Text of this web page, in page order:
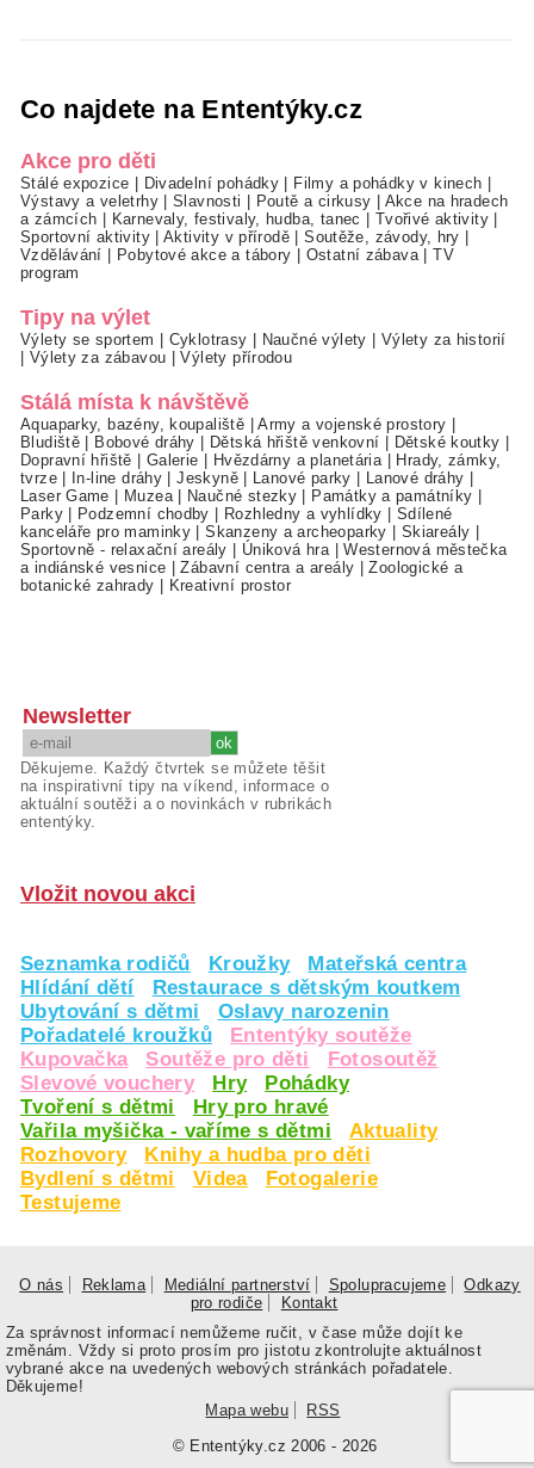
Co najdete na Ententýky.cz
Akce pro děti
Stálé expozice Divadelní pohádky Filmy a pohádky v kinech
Výstavy a veletrhy|Slavnosti Poutě a cirkusy
Akce na hradech
a zámcích
Karnevaly, festivaly, hudba, tanec Tvořivé aktivity
Sportovní aktivity|Aktivity v přírodě |Soutěže, závody, hry
Vzdělávání
Pobytové akce a tábory Ostatní zábava|TV
program
Tipy na výlet
Výlety se sportem Cyklotrasy Naučné výlety
Výlety za historií
Výlety za zábavou |Výlety přírodou
Stálá místa k návštěvě
Aquaparky, bazény, koupaliště |Army a vojenské prostory
Bludiště
Bobové dráhy Dětská hřiště venkovní Dětské koutky
Dopravní hřiště
Galerie Hvězdárny a planetária|
Hrady, zámky,
tvrze| In-line dráhy |Jeskyně| Lanové parky Lanové dráhy
Laser Game
Muzea| Naučné stezky Památky a památníky
Parky| Podzemní chodby Rozhledny a vyhlídky
Sdílené
kanceláře pro maminky |Skanzeny a archeoparky Skiareály
Sportovně - relaxační areály
Úniková hra|Westernová městečka
a indiánské vesnice |Zábavní centra a areály |Zoologické a
botanické zahrady
Kreativní prostor
Newsletter
Děkujeme. Každý čtvrtek se můžete těšit
na inspirativní tipy na víkend, informace o
aktuální soutěži a o novinkách v rubrikách
ententýky.
Vložit novou akci
Seznamka rodičů Kroužky
Mateřská centra
Hlídání dětí
Restaurace s dětským koutkem
Ubytování s dětmi
Oslavy narozenin
Pořadatelé kroužků
Ententýky soutěže
Kupovačka
Soutěže pro děti
Fotosoutěž
Slevové vouchery
Hry
Pohádky
Tvoření s dětmi
Hry pro hravé
Vařila myšička - vaříme s dětmi
Aktuality
Rozhovory
Knihy a hudba pro děti
Bydlení s dětmi
Videa
Fotogalerie
Testujeme
O nás Reklama Mediální partnerství Spolupracujeme
Odkazy
pro rodiče
Kontakt
© Ententýky.cz 2006 - 2026
Za správnost informací nemůžeme ručit, v čase může dojít ke
změnám. Vždy si proto prosím pro jistotu zkontrolujte aktuálnost
vybrané akce na uvedených webových stránkách pořadatele.
Děkujeme!
Mapa webu
RSS